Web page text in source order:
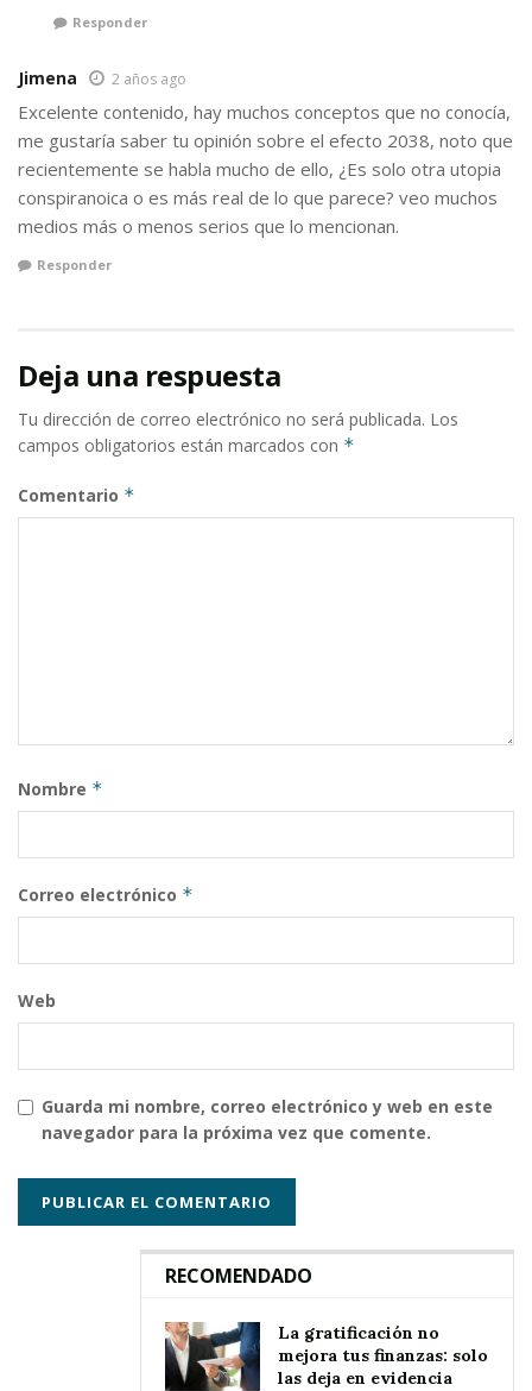
Responder
Jimena 2 años ago
Excelente contenido, hay muchos conceptos que no conocía,
me gustaría saber tu opinión sobre el efecto 2038, noto que
recientemente se habla mucho de ello, ¿Es solo otra utopia
conspiranoica o es más real de lo que parece? veo muchos
medios más o menos serios que lo mencionan.
Responder
Deja una respuesta
Tu dirección de correo electrónico no será publicada. Los
campos obligatorios están marcados con *
Comentario *
Nombre *
Correo electrónico *
Web
Guarda mi nombre, correo electrónico y web en este
navegador para la próxima vez que comente.
RECOMENDADO
La gratificación no
mejora tus finanzas: solo
las deja en evidencia